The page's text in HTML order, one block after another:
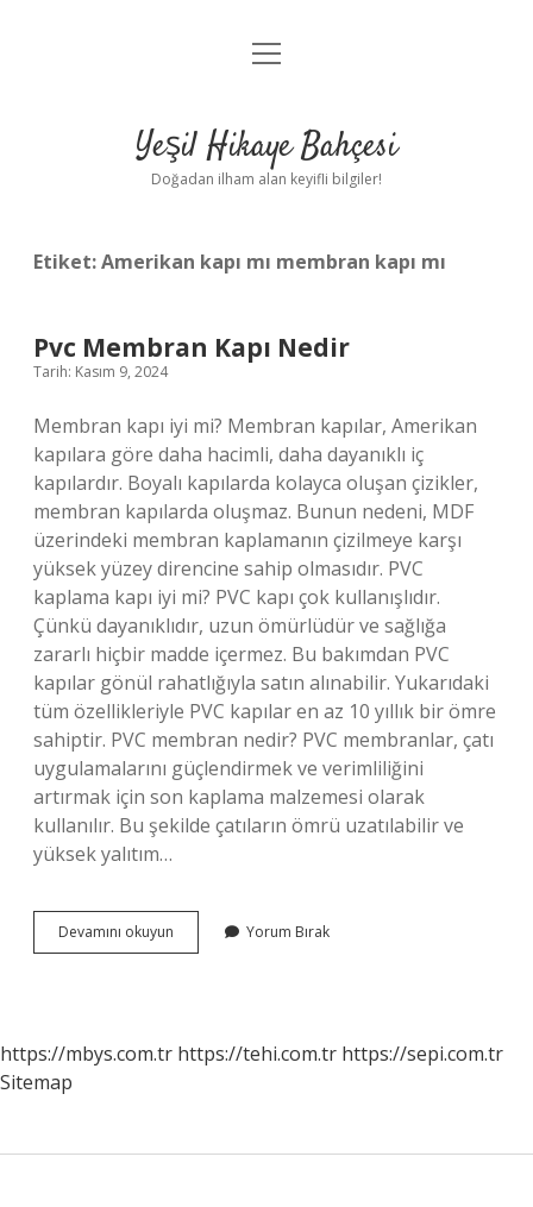
Anasayfa
Yasal Uyarı
menüyü
Yeşil Hikaye Bahçesi
Doğadan ilham alan keyifli bilgiler!
Etiket:Amerikan kapı mı membran kapı mı
Pvc Membran Kapı Nedir
Tarih: Kasım 9, 2024
Membran kapı iyi mi? Membran kapılar, Amerikan
kapılara göre daha hacimli, daha dayanıklı iç
kapılardır. Boyalı kapılarda kolayca oluşan çizikler,
membran kapılarda oluşmaz. Bunun nedeni, MDF
üzerindeki membran kaplamanın çizilmeye karşı
yüksek yüzey direncine sahip olmasıdır. PVC
kaplama kapı iyi mi? PVC kapı çok kullanışlıdır.
Çünkü dayanıklıdır, uzun ömürlüdür ve sağlığa
zararlı hiçbir madde içermez. Bu bakımdan PVC
kapılar gönül rahatlığıyla satın alınabilir. Yukarıdaki
tüm özellikleriyle PVC kapılar en az 10 yıllık bir ömre
sahiptir. PVC membran nedir? PVC membranlar, çatı
uygulamalarını güçlendirmek ve verimliliğini
artırmak için son kaplama malzemesi olarak
kullanılır. Bu şekilde çatıların ömrü uzatılabilir ve
yüksek yalıtım…
Devamını okuyun
Membran
Yorum Bırak
https://mbys.com.tr https://tehi.com.tr https://sepi.com.tr
Sitemap